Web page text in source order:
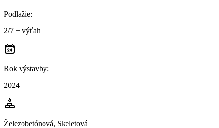
Podlažie:
2/7 + výťah
Rok výstavby:
2024
Železobetónová, Skeletová